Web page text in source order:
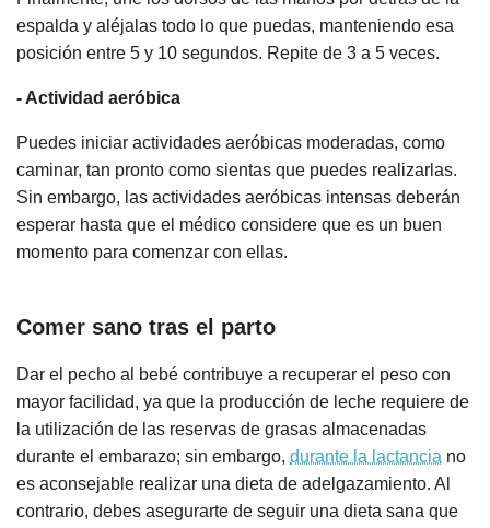
espalda y aléjalas todo lo que puedas, manteniendo esa
posición entre 5 y 10 segundos. Repite de 3 a 5 veces.
- Actividad aeróbica
Puedes iniciar actividades aeróbicas moderadas, como
caminar, tan pronto como sientas que puedes realizarlas.
Sin embargo, las actividades aeróbicas intensas deberán
esperar hasta que el médico considere que es un buen
momento para comenzar con ellas.
Comer sano tras el parto
Dar el pecho al bebé contribuye a recuperar el peso con
mayor facilidad, ya que la producción de leche requiere de
la utilización de las reservas de grasas almacenadas
durante el embarazo; sin embargo, durante la lactancia no
es aconsejable realizar una dieta de adelgazamiento. Al
contrario, debes asegurarte de seguir una dieta sana que